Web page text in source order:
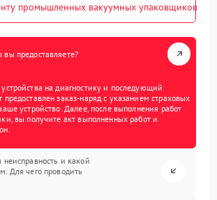
промышленных вакуумных упаковщиков
предоставляете?
на диагностику и последующий
предоставлен заказ-наряд с указанием страховых
устройство. Далее, после выполнения работ
вы получите акт выполненных работ и
и какой
Для чего проводить